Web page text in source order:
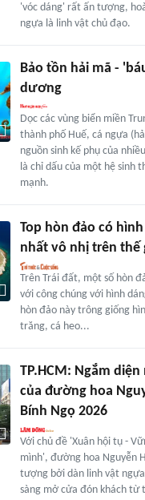
'vóc dáng' rất ấn tượng,
ngựa là linh vật chủ đạo.
Bảo tồn hải mã -
dương
Dọc các vùng biển miền
thành phố Huế, cá ngựa
nguồn sinh kế phụ của
là chỉ dấu của một hệ sinh
mạnh.
Top hòn đảo có
nhất vô nhị trên thế
Trên Trái đất, một số hòn
với công chúng với hình
hòn đảo này trông giống
trăng, cá heo...
TP.HCM: Ngắm
của đường hoa
Bính Ngọ 2026
Với chủ đề 'Xuân hội tụ -
mình', đường hoa Nguyễn
tượng bởi dàn linh vật
sàng mở cửa đón khách từ